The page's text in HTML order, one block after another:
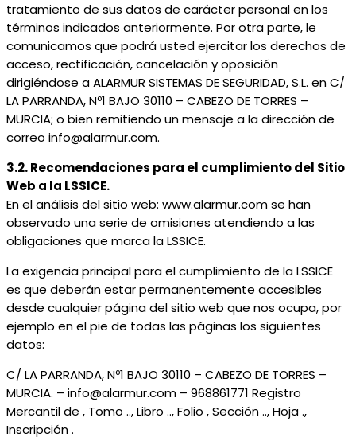
tratamiento de sus datos de carácter personal en los
términos indicados anteriormente. Por otra parte, le
comunicamos que podrá usted ejercitar los derechos de
acceso, rectificación, cancelación y oposición
dirigiéndose a ALARMUR SISTEMAS DE SEGURIDAD, S.L. en C/
LA PARRANDA, Nº1 BAJO 30110 – CABEZO DE TORRES –
MURCIA; o bien remitiendo un mensaje a la dirección de
correo info@alarmur.com.
3.2. Recomendaciones para el cumplimiento del Sitio
Web a la LSSICE.
En el análisis del sitio web: www.alarmur.com se han
observado una serie de omisiones atendiendo a las
obligaciones que marca la LSSICE.
La exigencia principal para el cumplimiento de la LSSICE
es que deberán estar permanentemente accesibles
desde cualquier página del sitio web que nos ocupa, por
ejemplo en el pie de todas las páginas los siguientes
datos:
C/ LA PARRANDA, Nº1 BAJO 30110 – CABEZO DE TORRES –
MURCIA. – info@alarmur.com – 968861771 Registro
Mercantil de , Tomo .., Libro .., Folio , Sección .., Hoja .,
Inscripción .